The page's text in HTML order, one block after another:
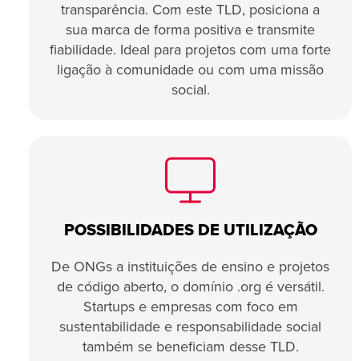
transparência. Com este TLD, posiciona a
sua marca de forma positiva e transmite
fiabilidade. Ideal para projetos com uma forte
ligação à comunidade ou com uma missão
social.
POSSIBILIDADES DE UTILIZAÇÃO
De ONGs a instituições de ensino e projetos
de código aberto, o domínio .org é versátil.
Startups e empresas com foco em
sustentabilidade e responsabilidade social
também se beneficiam desse TLD.